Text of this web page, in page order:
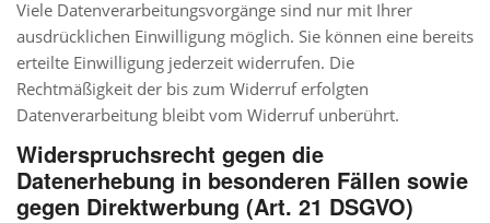
Viele Datenverarbeitungsvorgänge sind nur mit Ihrer
ausdrücklichen Einwilligung möglich. Sie können eine bereits
erteilte Einwilligung jederzeit widerrufen. Die
Rechtmäßigkeit der bis zum Widerruf erfolgten
Datenverarbeitung bleibt vom Widerruf unberührt.
Widerspruchsrecht gegen die
Datenerhebung in besonderen Fällen sowie
gegen Direktwerbung (Art. 21 DSGVO)